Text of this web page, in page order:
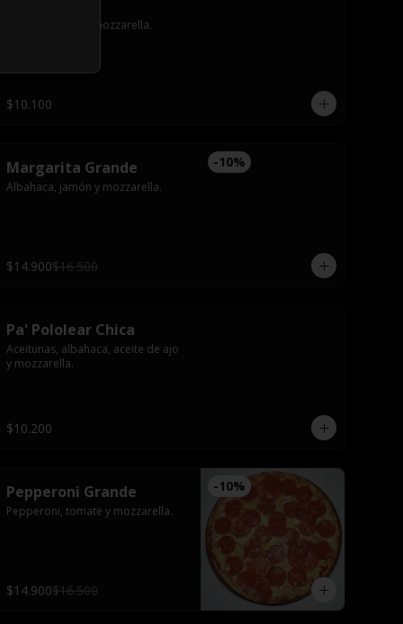
Rúcula, tomate y mozzarella.
$10.100
-10%
Margarita Grande
Albahaca, jamón y mozzarella.
$14.900$16.500
Pa' Pololear Chica
Aceitunas, albahaca, aceite de ajo
y mozzarella.
$10.200
-10%
Pepperoni Grande
Pepperoni, tomate y mozzarella.
$14.900$16.500